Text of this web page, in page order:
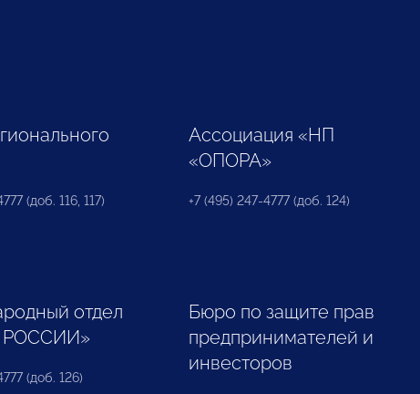
(доб. 116, 117)
Ассоциация «НП
«ОПОРА»
+7 (495) 247-4777 (доб. 124)
отдел
(доб. 126)
Бюро по защите прав
предпринимателей и
инвесторов